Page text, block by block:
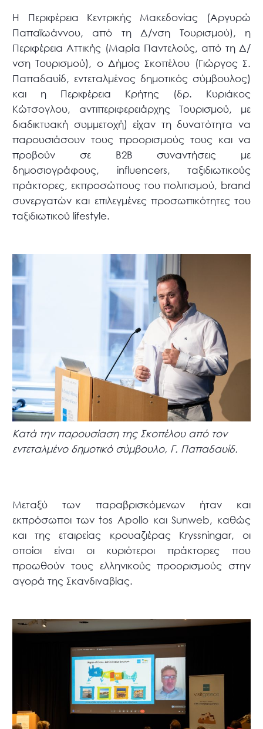
Η Περιφέρεια Κεντρικής Μακεδονίας (Αργυρώ
Παπαϊωάννου, από τη Δ/νση Τουρισμού), η
Περιφέρεια Αττικής (Μαρία Παντελούς, από τη Δ/
νση Τουρισμού), ο Δήμος Σκοπέλου (Γιώργος Σ.
Παπαδαυίδ, εντεταλμένος δημοτικός σύμβουλος)
και η Περιφέρεια Κρήτης (δρ. Κυριάκος
Κώτσογλου, αντιπεριφερειάρχης Τουρισμού, με
διαδικτυακή συμμετοχή) είχαν τη δυνατότητα να
παρουσιάσουν τους προορισμούς τους και να
προβούν σε B2B συναντήσεις με
δημοσιογράφους, influencers, ταξιδιωτικούς
πράκτορες, εκπροσώπους του πολιτισμού, brand
συνεργατών και επιλεγμένες προσωπικότητες του
ταξιδιωτικού lifestyle.
Κατά την παρουσίαση της Σκοπέλου από τον
εντεταλμένο δημοτικό σύμβουλο, Γ. Παπαδαυίδ.
Μεταξύ των παραβρισκόμενων ήταν και
εκπρόσωποι των tos Apollo και Sunweb, καθώς
και της εταιρείας κρουαζιέρας Kryssningar, οι
οποίοι είναι οι κυριότεροι πράκτορες που
προωθούν τους ελληνικούς προορισμούς στην
αγορά της Σκανδιναβίας.